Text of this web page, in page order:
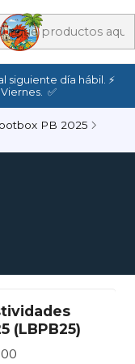
siguiente día hábil. ⚡
✅
PB 2025
(LBPB25)